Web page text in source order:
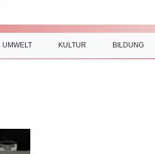
UMWELT KULTUR BILDUNG